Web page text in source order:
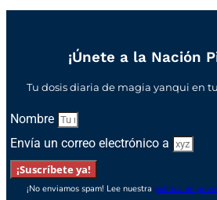
¡Únete a la Nación
Tu dosis diaria de magia yanqui en
Nombre
Envía un correo electrónico a
¡Suscríbete ya!
¡No enviamos spam! Lee nuestra política de